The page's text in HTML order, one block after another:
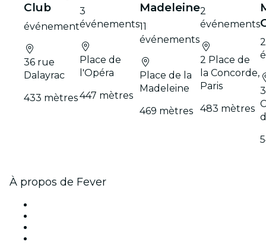
Club
événement
36 rue
Dalayrac
433 mètres
3
événements
Place de
l'Opéra
447 mètres
Madeleine
11
événements
Place de la
Madeleine
469 mètres
2
événements
2 Place de
la Concorde,
Paris
483 mètres
2
À propos de Fever